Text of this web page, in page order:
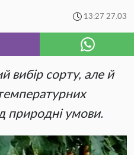
13:27 27.03
вибір сорту, але й
природні умови.